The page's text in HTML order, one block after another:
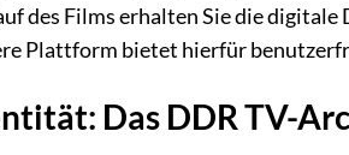
des Films erhalten Sie die
Plattform bietet hierfür
Das DDR TV-